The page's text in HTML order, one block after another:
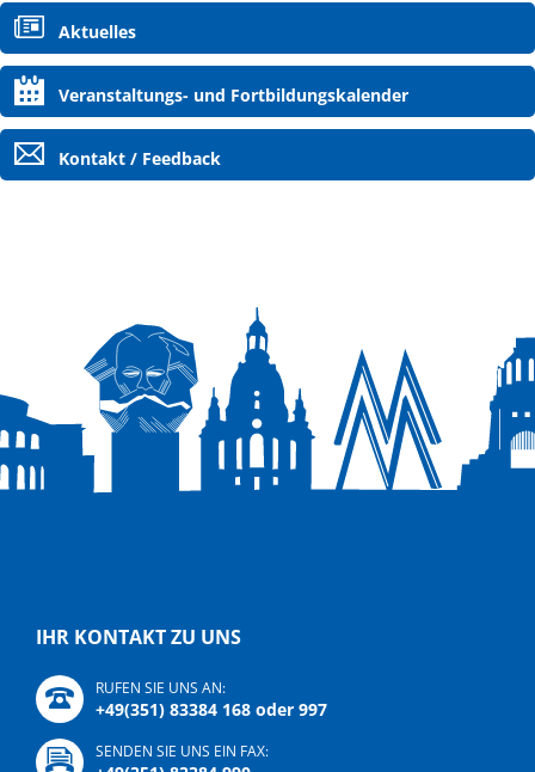
Navigation
überspringen
Aktuelles
Veranstaltungs- und Fortbildungskalender
Kontakt / Feedback
IHR KONTAKT ZU UNS
RUFEN SIE UNS AN:
+49(351) 83384 168 oder 997
SENDEN SIE UNS EIN FAX: